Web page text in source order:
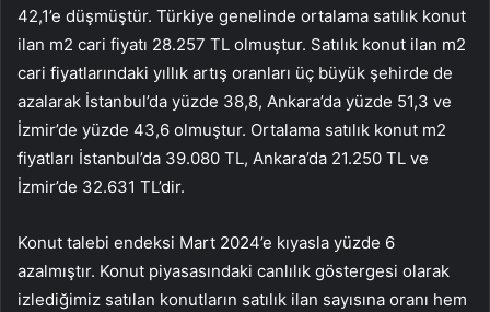
42,1’e düşmüştür. Türkiye genelinde ortalama satılık konut
ilan m2 cari fiyatı 28.257 TL olmuştur. Satılık konut ilan m2
cari fiyatlarındaki yıllık artış oranları üç büyük şehirde de
azalarak İstanbul’da yüzde 38,8, Ankara’da yüzde 51,3 ve
İzmir’de yüzde 43,6 olmuştur. Ortalama satılık konut m2
fiyatları İstanbul’da 39.080 TL, Ankara’da 21.250 TL ve
İzmir’de 32.631 TL’dir.
Konut talebi endeksi Mart 2024’e kıyasla yüzde 6
azalmıştır. Konut piyasasındaki canlılık göstergesi olarak
izlediğimiz satılan konutların satılık ilan sayısına oranı hem